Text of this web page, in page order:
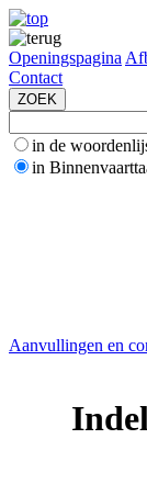
Openingspagina
Contact
in de
in
Aanvullingen en